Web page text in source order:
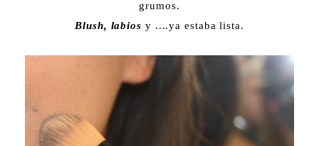
grumos.
Blush, labios y ....ya estaba lista.